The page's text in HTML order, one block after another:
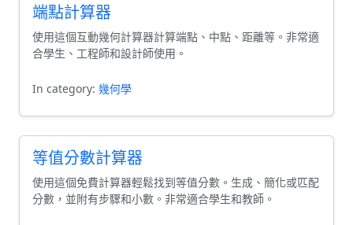
端點計算器
使用這個互動幾何計算器計算端點、中點、距離等。非常適
合學生、工程師和設計師使用。
In category: 幾何學
等值分數計算器
使用這個免費計算器輕鬆找到等值分數。生成、簡化或匹配
分數，並附有步驟和小數。非常適合學生和教師。